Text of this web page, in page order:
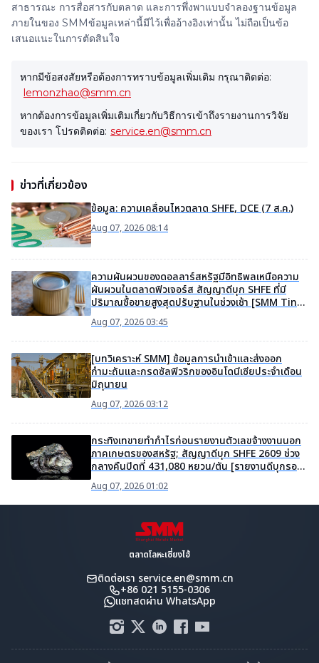
สาธารณะ การสื่อสารกับตลาด และการพึ่งพาแบบจำลองฐานข้อมูล
ภายในของ SMMข้อมูลเหล่านี้มีไว้เพื่ออ้างอิงเท่านั้น ไม่ถือเป็นข้อ
เสนอแนะในการตัดสินใจ
หากมีข้อสงสัยหรือต้องการทราบข้อมูลเพิ่มเติม กรุณาติดต่อ:
lemonzhao@smm.cn
หากต้องการข้อมูลเพิ่มเติมเกี่ยวกับวิธีการเข้าถึงรายงานการวิจัย
ของเรา โปรดติดต่อ: service.en@smm.cn
ข่าวที่เกี่ยวข้อง
ข้อมูล: ความเคลื่อนไหวตลาด SHFE, DCE (7 ส.ค.)
Aug 07, 2026 08:14
ความผันผวนของดอลลาร์สหรัฐมีอิทธิพลเหนือความ
ผันผวนในตลาดฟิวเจอร์ส สัญญาดีบุก SHFE ที่มี
ปริมาณซื้อขายสูงสุดปรับฐานในช่วงเช้า [SMM Tin
Midday Review]
Aug 07, 2026 03:45
[บทวิเคราะห์ SMM] ข้อมูลการนำเข้าและส่งออก
กำมะถันและกรดซัลฟิวริกของอินโดนีเซียประจำเดือน
มิถุนายน
Aug 07, 2026 03:12
กระทิงเทขายทำกำไรก่อนรายงานตัวเลขจ้างงานนอก
ภาคเกษตรของสหรัฐ; สัญญาดีบุก SHFE 2609 ช่วง
กลางคืนปิดที่ 431,080 หยวน/ตัน [รายงานดีบุกรอบ
เช้าจาก SMM]
Aug 07, 2026 01:02
ตลาดโลหะเซี่ยงไฮ้
ติดต่อเรา service.en@smm.cn
+86 021 5155-0306
แชทสดผ่าน WhatsApp